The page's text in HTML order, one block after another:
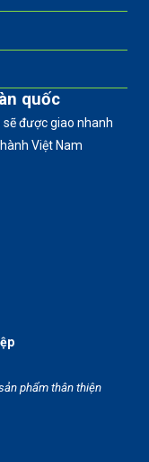
quốc
được giao nhanh
Việt Nam
phẩm thân thiện